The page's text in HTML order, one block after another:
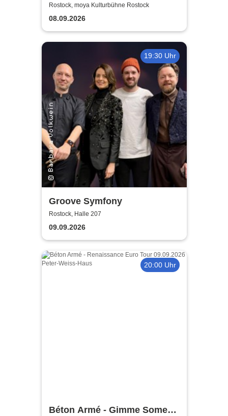
SchönenGutenA-Band - In
guter Begleitung
Rostock, moya Kulturbühne Rostock
08.09.2026
19:30 Uhr
Groove Symfony
Rostock, Halle 207
09.09.2026
20:00 Uhr
Béton Armé - Gimme Some